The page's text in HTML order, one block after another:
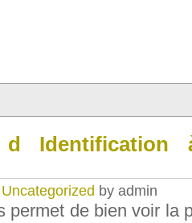
d Identification
Uncategorized by admin
permet de bien voir la